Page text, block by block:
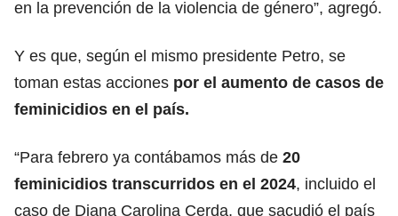
en la prevención de la violencia de género”, agregó.
Y es que, según el mismo presidente Petro, se
toman estas acciones por el aumento de casos de
feminicidios en el país.
“Para febrero ya contábamos más de 20
feminicidios transcurridos en el 2024, incluido el
caso de Diana Carolina Cerda, que sacudió el país